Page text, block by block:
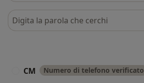
Cerca nelle recensioni
CM Numero di telefono verificato